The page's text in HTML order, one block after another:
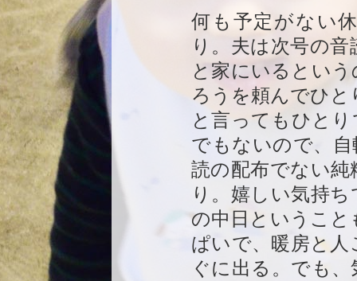
何も予定がない
り。夫は次号の
と家にいるとい
ろうを頼んでひ
と言ってもひと
でもないので、
読の配布でない
り。嬉しい気持
の中日というこ
ぱいで、暖房と
ぐに出る。でも